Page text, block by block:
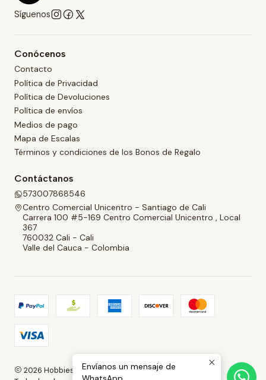
Síguenos
Conócenos
Contacto
Política de Privacidad
Política de Devoluciones
Política de envíos
Medios de pago
Mapa de Escalas
Términos y condiciones de los Bonos de Regalo
Contáctanos
573007868546
Centro Comercial Unicentro - Santiago de Cali
Carrera 100 #5-169 Centro Comercial Unicentro , Local
367
760032 Cali - Cali
Valle del Cauca - Colombia
2026 Hobbies and Collectibles.
Envíanos un mensaje de